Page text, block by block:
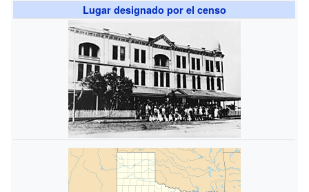
Lugar designado por el censo